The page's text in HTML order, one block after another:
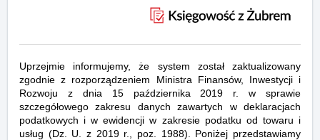
Uprzejmie informujemy, że system został zaktualizowany
zgodnie z rozporządzeniem Ministra Finansów, Inwestycji i
Rozwoju z dnia 15 października 2019 r. w sprawie
szczegółowego zakresu danych zawartych w deklaracjach
podatkowych i w ewidencji w zakresie podatku od towaru i
usług (Dz. U. z 2019 r., poz. 1988). Poniżej przedstawiamy